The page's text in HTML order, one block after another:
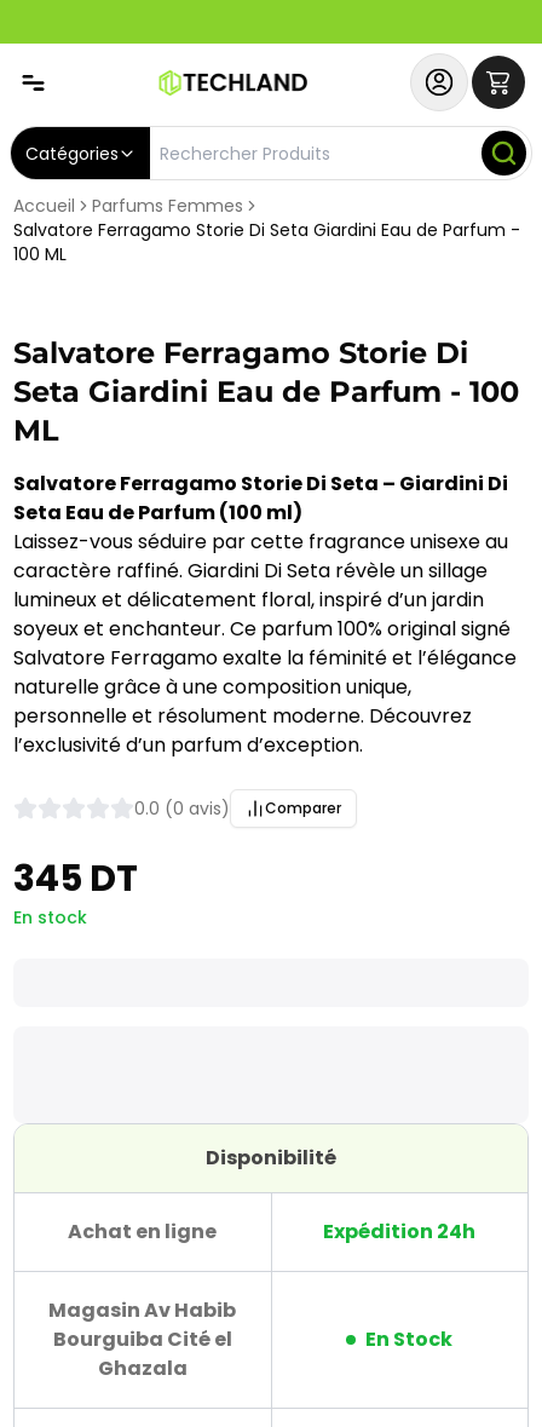
Catégories
Accueil
Parfums Femmes
Salvatore Ferragamo Storie Di Seta Giardini Eau de Parfum -
100 ML
Salvatore Ferragamo Storie Di
Seta Giardini Eau de Parfum - 100
ML
Salvatore Ferragamo Storie Di Seta – Giardini Di
Seta Eau de Parfum (100 ml)
Laissez-vous séduire par cette fragrance unisexe au
caractère raffiné. Giardini Di Seta révèle un sillage
lumineux et délicatement floral, inspiré d’un jardin
soyeux et enchanteur. Ce parfum 100% original signé
Salvatore Ferragamo exalte la féminité et l’élégance
naturelle grâce à une composition unique,
personnelle et résolument moderne. Découvrez
l’exclusivité d’un parfum d’exception.
0.0 (0 avis) Comparer
345 DT
En stock
Disponibilité
Achat en ligne Expédition 24h
Magasin Av Habib
Bourguiba Cité el
Ghazala
En Stock